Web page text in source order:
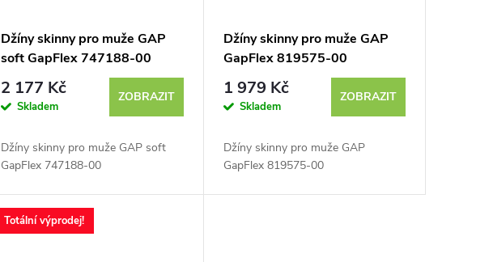
Džíny skinny pro muže GAP
soft GapFlex 747188-00
2 177 Kč
Skladem
ZOBRAZIT
Džíny skinny pro muže GAP soft
GapFlex 747188-00
Džíny skinny pro muže GAP
GapFlex 819575-00
1 979 Kč
Skladem
ZOBRAZIT
Džíny skinny pro muže GAP
GapFlex 819575-00
Totální výprodej!